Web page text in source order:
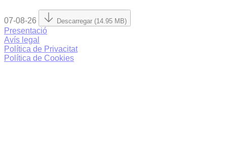
07-08-26 Descarregar (14.95 MB)
Presentació
Avís legal
Política de Privacitat
Política de Cookies